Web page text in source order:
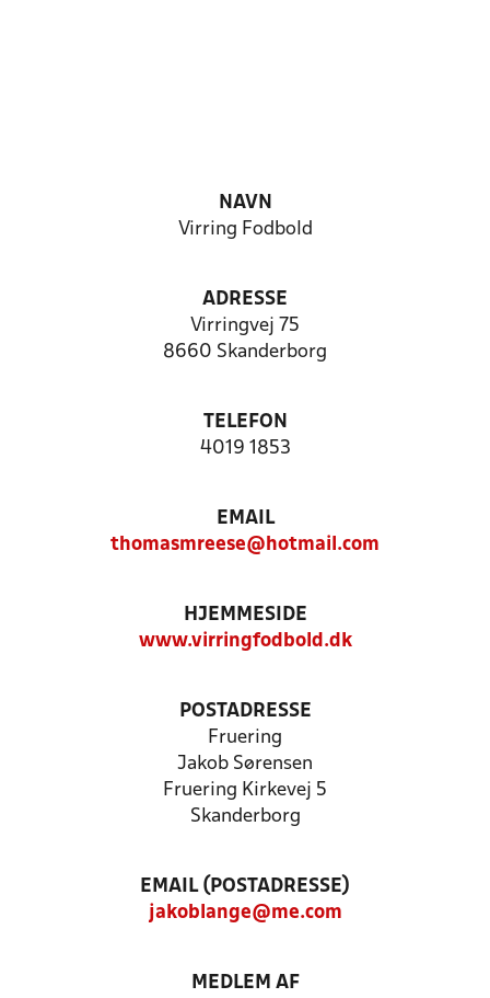
NAVN
Virring Fodbold
ADRESSE
Virringvej 75
8660 Skanderborg
TELEFON
4019 1853
EMAIL
thomasmreese@hotmail.com
HJEMMESIDE
www.virringfodbold.dk
POSTADRESSE
Fruering
Jakob Sørensen
Fruering Kirkevej 5
Skanderborg
EMAIL (POSTADRESSE)
jakoblange@me.com
MEDLEM AF